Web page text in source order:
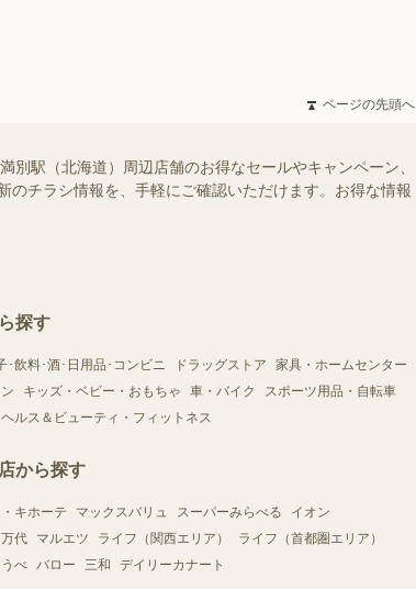
ページの先頭へ
駅（北海道）周辺店舗のお得なセールやキャンペーン、
チラシ情報を、手軽にご確認いただけます。お得な情報
探す
･飲料･酒･日用品･コンビニ ドラッグストア
家具・ホームセンター
キッズ・ベビー・おもちゃ 車・バイク
スポーツ用品・自転車
ヘルス＆ビューティ・フィットネス
から探す
・キホーテ マックスバリュ スーパーみらべる
イオン
万代 マルエツ ライフ（関西エリア）
ライフ（首都圏エリア）
べ バロー 三和 デイリーカナート